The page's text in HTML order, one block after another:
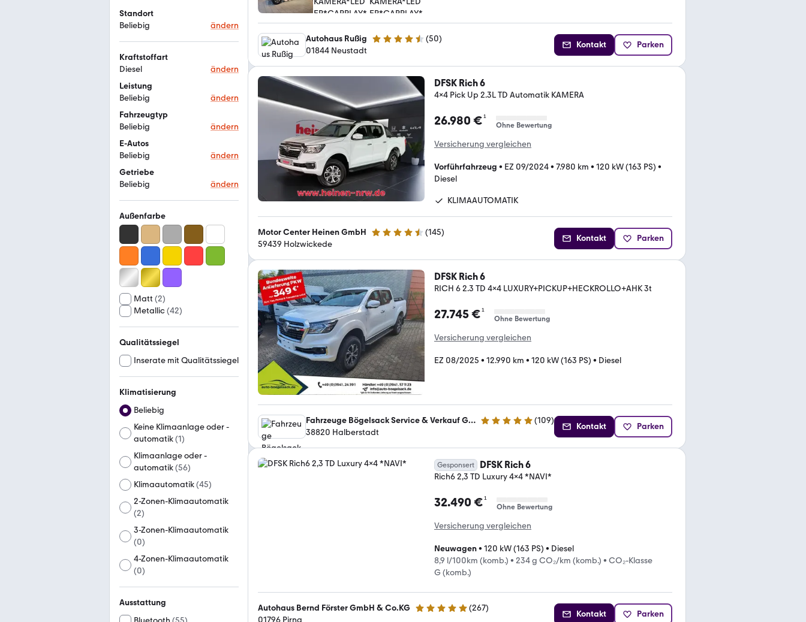
Standort
Beliebig
ändern
Kraftstoffart
Diesel
ändern
Leistung
Beliebig
ändern
Fahrzeugtyp
Beliebig
ändern
E-Autos
Beliebig
ändern
Getriebe
Beliebig
ändern
Außenfarbe
Matt (2)
Metallic(42)
Qualitätssiegel
Inserate mit Qualitätssiegel
Klimatisierung
Beliebig
Keine Klimaanlage oder -
automatik(1)
Klimaanlage oder -
automatik(56)
Klimaautomatik(45)
2-Zonen-Klimaautomatik
(2)
3-Zonen-Klimaautomatik
(0)
4-Zonen-Klimaautomatik
(0)
Ausstattung
Autohaus Rußig 4.3 Sterne (50)
01844 Neustadt
Kontakt Parken
DFSK Rich 6
4x4 Pick Up 2.3L TD Automatik KAMERA
26.980 €¹
Ohne Bewertung
Versicherung vergleichen
Vorführfahrzeug • EZ 09/2024• 7.980 km • 120 kW (163 PS) •
Diesel
KLIMAAUTOMATIK
Motor Center Heinen GmbH 4.5 Sterne (145)
59439 Holzwickede
Kontakt Parken
DFSK Rich 6
RICH 6 2.3 TD 4x4 LUXURY+PICKUP+HECKROLLO+AHK 3t
27.745 €¹
Ohne Bewertung
Versicherung vergleichen
EZ 08/2025 • 12.990 km • 120 kW (163 PS) • Diesel
Fahrzeuge Bögelsack Service & Verkauf GmbH 5 Sterne (109)
38820 Halberstadt
Kontakt Parken
Gesponsert DFSK Rich 6
Rich6 2,3 TD Luxury 4x4 *NAVI*
32.490 €¹
Ohne Bewertung
Versicherung vergleichen
Neuwagen• 120 kW (163 PS) • Diesel
8,9 l/100km (komb.) • 234 g CO₂/km (komb.) • CO₂-Klasse
G (komb.)
Autohaus Bernd Förster GmbH & Co.KG 4.8 Sterne (267)
01796 Pirna
Kontakt Parken